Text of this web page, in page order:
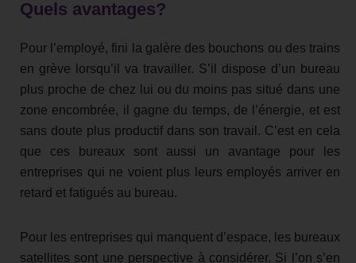
Quels avantages?
Pour l’employé, fini la galère des bouchons ou des trains
en grève lorsqu’il va travailler. S’il dispose d’un bureau
plus proche de chez lui ou du moins pas situé dans une
zone encombrée, il gagne du temps, de l’énergie, et est
sans doute plus productif dans son travail. C’est en cela
que ces bureaux sont aussi un avantage pour les
entreprises qui ne voient plus leurs employés arriver en
retard et fatigués au bureau.
Pour les entreprises qui manquent d’espace, les bureaux
satellites sont une perspective à considérer. Si l’on s’en